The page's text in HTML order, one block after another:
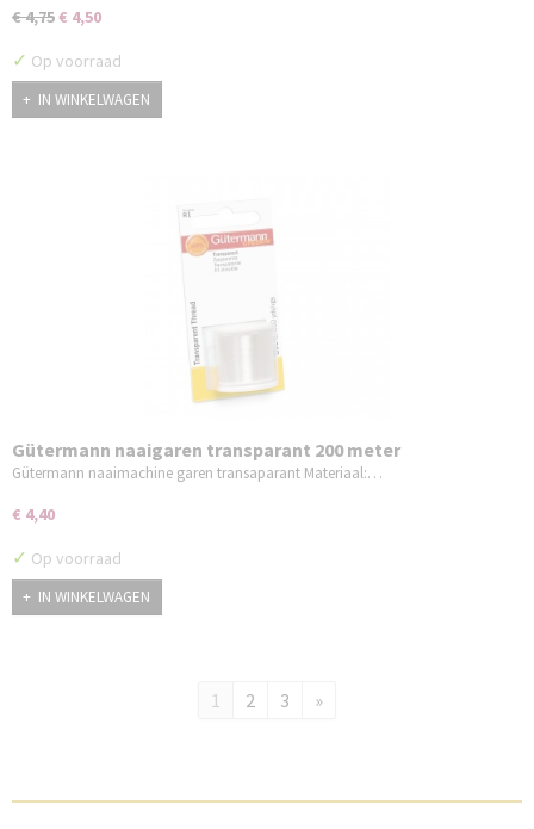
€ 4,75€ 4,50
✓ Op voorraad
IN WINKELWAGEN
Gütermann naaigaren transparant 200 meter
Gütermann naaimachine garen transaparant Materiaal:…
€ 4,40
✓ Op voorraad
IN WINKELWAGEN
1 2 3 »